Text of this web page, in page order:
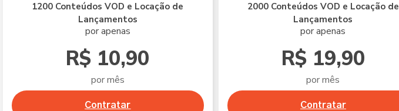
1200 Conteúdos VOD e Locação de
Lançamentos
por apenas
R$ 10,90
por mês
Contratar
2000 Conteúdos VOD e Locação de
Lançamentos
por apenas
R$ 19,90
por mês
Contratar